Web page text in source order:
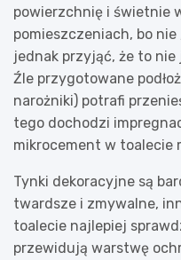
powierzchnię i świetnie
pomieszczeniach, bo nie
jednak przyjąć, że to nie
Źle przygotowane
narożniki) potrafi
tego dochodzi
mikrocement w toalecie
Tynki dekoracyjne są
twardsze i zmywalne,
toalecie najlepiej
przewidują warstwę